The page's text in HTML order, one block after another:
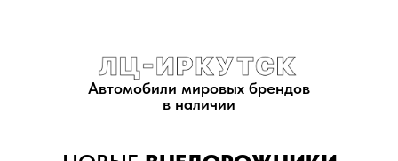
Автомобили мировых брендов
в наличии